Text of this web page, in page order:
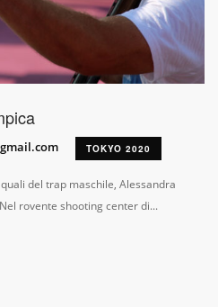
TOKYO 2020
del trap maschile, Alessandra
rovente shooting center di...